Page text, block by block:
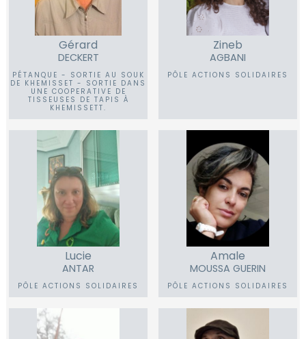
Gérard
DECKERT
PÉTANQUE - SORTIE AU SOUK
DE KHEMISSET - SORTIE DANS
UNE COOPERATIVE DE
TISSEUSES DE TAPIS À
KHEMISSETT.
Zineb
AGBANI
PÔLE ACTIONS SOLIDAIRES
Lucie
ANTAR
PÔLE ACTIONS SOLIDAIRES
Amale
MOUSSA GUERIN
PÔLE ACTIONS SOLIDAIRES